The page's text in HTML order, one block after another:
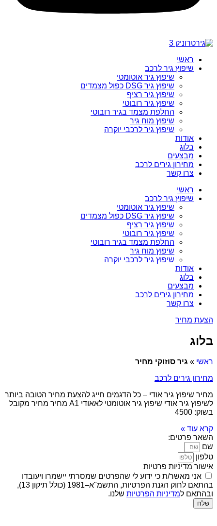
ראשי
שיפוץ גיר לרכב
שיפוץ גיר אוטומטי
שיפוץ גיר DSG כפול מצמדים
שיפוץ גיר רציף
שיפוץ גיר רובוטי
החלפת מצמד בגיר רובוטי
שיפוץ מוח גיר
שיפוץ גיר לרכבי יוקרה
אודות
בלוג
מבצעים
מחירון גירים לרכב
צרו קשר
ראשי
שיפוץ גיר לרכב
שיפוץ גיר אוטומטי
שיפוץ גיר DSG כפול מצמדים
שיפוץ גיר רציף
שיפוץ גיר רובוטי
החלפת מצמד בגיר רובוטי
שיפוץ מוח גיר
שיפוץ גיר לרכבי יוקרה
אודות
בלוג
מבצעים
מחירון גירים לרכב
צרו קשר
הצעת מחיר
בלוג
ראשי » גיר סוזוקי מחיר
מחירון גירים לרכב
מחיר שיפוץ גיר אודי – כל הדגמים חייג להצעת מחיר הטובה ביותר
לשיפוץ גיר אודי שיפוץ גיר אוטומטי לאאודי A1 מחיר מחיר מקובל
בשוק: 4500
קרא עוד »
השאר פרטים:
שם
טלפון
אישור מדיניות פרטיות
אני מאשר/ת כי ידוע לי שהפרטים שמסרתי יישמרו ויעובדו
בהתאם לחוק הגנת הפרטיות, התשמ"א–1981 (כולל תיקון 13),
ובהתאם למדיניות הפרטיות שלנו.
שלח